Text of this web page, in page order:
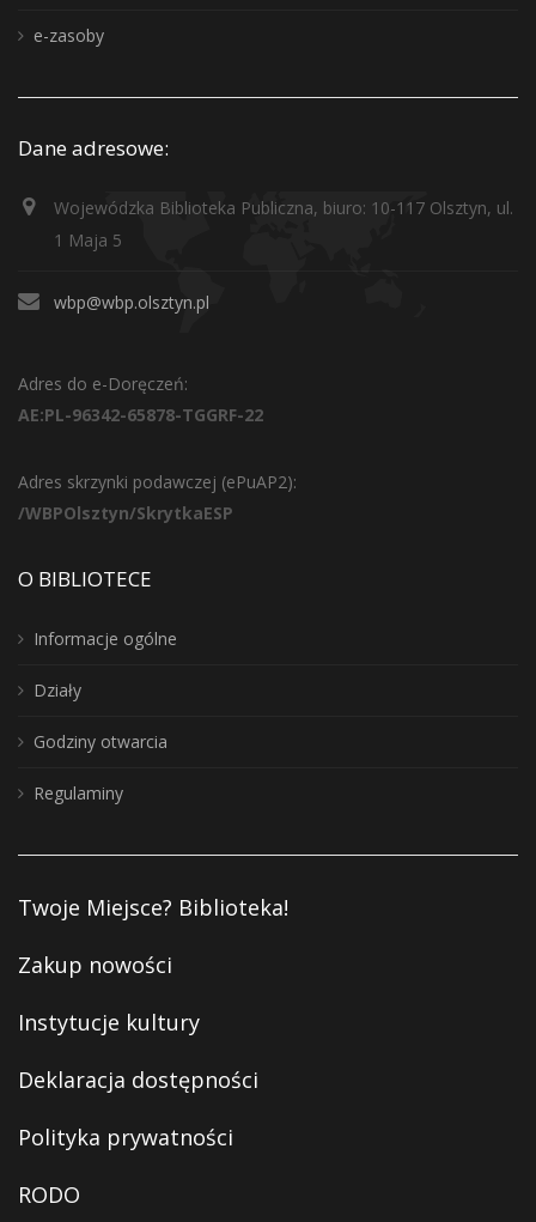
e-zasoby
Dane adresowe:
Wojewódzka Biblioteka Publiczna, biuro: 10-117 Olsztyn, ul.
1 Maja 5
wbp@wbp.olsztyn.pl
Adres do e-Doręczeń:
AE:PL-96342-65878-TGGRF-22
Adres skrzynki podawczej (ePuAP2):
/WBPOlsztyn/SkrytkaESP
O BIBLIOTECE
Informacje ogólne
Działy
Godziny otwarcia
Regulaminy
Twoje Miejsce? Biblioteka!
Zakup nowości
Instytucje kultury
Deklaracja dostępności
Polityka prywatności
RODO